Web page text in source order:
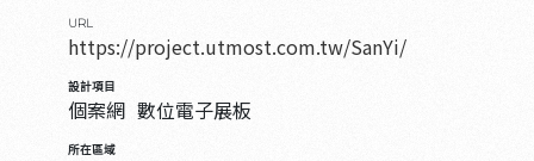
URL
https://project.utmost.com.tw/SanYi/
設計項目
個案網 數位電子展板
所在區域